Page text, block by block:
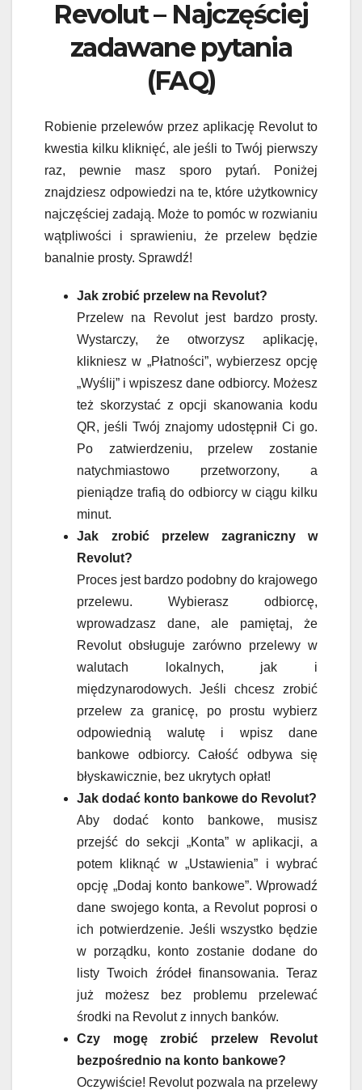
Revolut – Najczęściej
zadawane pytania
(FAQ)
Robienie przelewów przez aplikację Revolut to
kwestia kilku kliknięć, ale jeśli to Twój pierwszy
raz, pewnie masz sporo pytań. Poniżej
znajdziesz odpowiedzi na te, które użytkownicy
najczęściej zadają. Może to pomóc w rozwianiu
wątpliwości i sprawieniu, że przelew będzie
banalnie prosty. Sprawdź!
Jak zrobić przelew na Revolut?
Przelew na Revolut jest bardzo prosty.
Wystarczy, że otworzysz aplikację,
klikniesz w „Płatności”, wybierzesz opcję
„Wyślij” i wpiszesz dane odbiorcy. Możesz
też skorzystać z opcji skanowania kodu
QR, jeśli Twój znajomy udostępnił Ci go.
Po zatwierdzeniu, przelew zostanie
natychmiastowo przetworzony, a
pieniądze trafią do odbiorcy w ciągu kilku
minut.
Jak zrobić przelew zagraniczny w
Revolut?
Proces jest bardzo podobny do krajowego
przelewu. Wybierasz odbiorcę,
wprowadzasz dane, ale pamiętaj, że
Revolut obsługuje zarówno przelewy w
walutach lokalnych, jak i
międzynarodowych. Jeśli chcesz zrobić
przelew za granicę, po prostu wybierz
odpowiednią walutę i wpisz dane
bankowe odbiorcy. Całość odbywa się
błyskawicznie, bez ukrytych opłat!
Jak dodać konto bankowe do Revolut?
Aby dodać konto bankowe, musisz
przejść do sekcji „Konta” w aplikacji, a
potem kliknąć w „Ustawienia” i wybrać
opcję „Dodaj konto bankowe”. Wprowadź
dane swojego konta, a Revolut poprosi o
ich potwierdzenie. Jeśli wszystko będzie
w porządku, konto zostanie dodane do
listy Twoich źródeł finansowania. Teraz
już możesz bez problemu przelewać
środki na Revolut z innych banków.
Czy mogę zrobić przelew Revolut
bezpośrednio na konto bankowe?
Oczywiście! Revolut pozwala na przelewy